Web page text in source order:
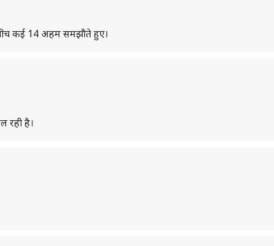
के बीच कई 14 अहम समझौते हुए।
रही है।